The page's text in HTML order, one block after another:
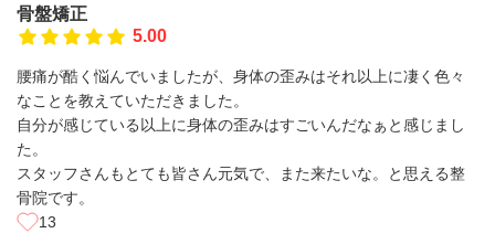
骨盤矯正
5.00
腰痛が酷く悩んでいましたが、身体の歪みはそれ以上に凄く色々
なことを教えていただきました。
自分が感じている以上に身体の歪みはすごいんだなぁと感じまし
た。
スタッフさんもとても皆さん元気で、また来たいな。と思える整
骨院です。
13